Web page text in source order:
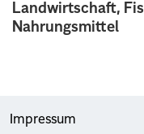
Landwirtschaft,
Nahrungsmittel
Impressum